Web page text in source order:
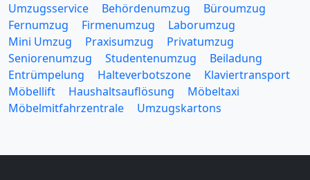
Umzugsservice Behördenumzug
Büroumzug
Fernumzug
Firmenumzug
Laborumzug
Mini Umzug
Praxisumzug
Privatumzug
Seniorenumzug
Studentenumzug
Beiladung
Entrümpelung
Halteverbotszone
Klaviertransport
Möbellift
Haushaltsauflösung
Möbeltaxi
Möbelmitfahrzentrale
Umzugskartons